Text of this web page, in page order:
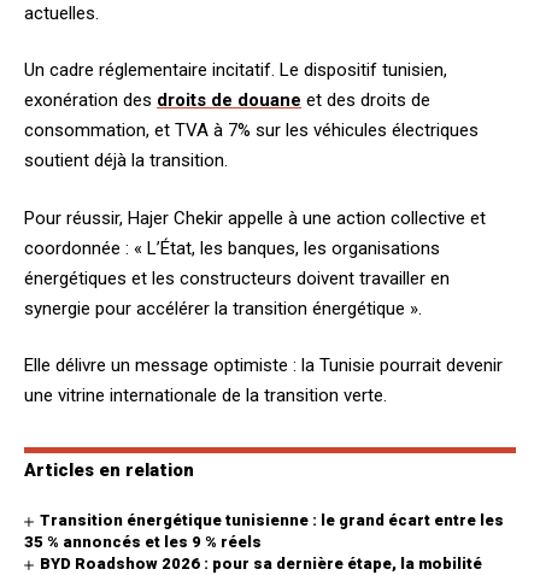
actuelles.
Un cadre réglementaire incitatif. Le dispositif tunisien,
exonération des droits de douane et des droits de
consommation, et TVA à 7% sur les véhicules électriques
soutient déjà la transition.
Pour réussir, Hajer Chekir appelle à une action collective et
coordonnée : « L’État, les banques, les organisations
énergétiques et les constructeurs doivent travailler en
synergie pour accélérer la transition énergétique ».
Elle délivre un message optimiste : la Tunisie pourrait devenir
une vitrine internationale de la transition verte.
Articles en relation
Transition énergétique tunisienne : le grand écart entre les
35 % annoncés et les 9 % réels
BYD Roadshow 2026 : pour sa dernière étape, la mobilité